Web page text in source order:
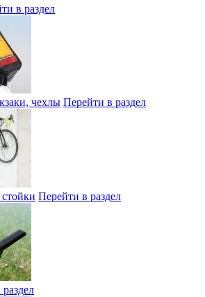
в раздел
чехлы Перейти в раздел
Перейти в раздел